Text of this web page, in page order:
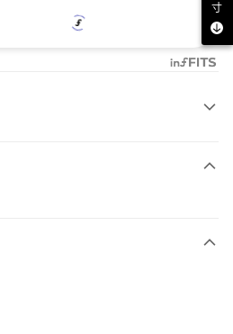
寸